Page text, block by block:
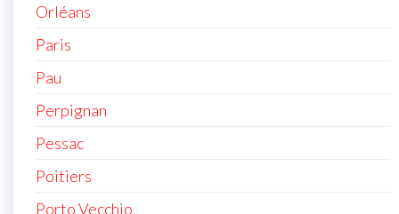
Orléans
Paris
Pau
Perpignan
Pessac
Poitiers
Porto Vecchio